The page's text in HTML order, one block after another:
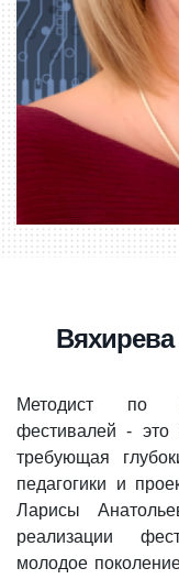
Методист по
фестивалей - это
требующая
педагогики и
Ларисы
реализации
молодое